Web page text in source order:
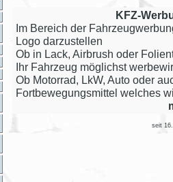
KFZ-
Im Bereich der
Logo darzustellen
Ob in Lack, Airbrush oder
Ihr Fahrzeug möglichst
Ob Motorrad, LkW, Auto oder
Fortbewegungsmittel welches
seit